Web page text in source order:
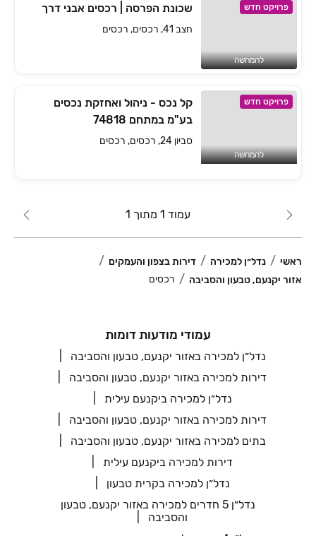
פרויקט חדש
להמחשה
שכונת הפרסה | רכסים אבני דרך
חצב 41, רכסים, רכסים
פרויקט חדש
להמחשה
קל נכס - ניהול ואחזקת נכסים
בע"מ במתחם 74818
סביון 24, רכסים, רכסים
עמוד 1 מתוך 1
ראשי נדל״ן למכירה
דירות בצפון והעמקים
אזור יקנעם, טבעון והסביבה
רכסים
עמודי מודעות דומות
נדל״ן למכירה באזור יקנעם, טבעון והסביבה
דירות למכירה באזור יקנעם, טבעון והסביבה
נדל״ן למכירה ביקנעם עילית
דירות למכירה באזור יקנעם, טבעון והסביבה
בתים למכירה באזור יקנעם, טבעון והסביבה
דירות למכירה ביקנעם עילית
נדל״ן למכירה בקרית טבעון
נדל״ן 5 חדרים למכירה באזור יקנעם, טבעון
והסביבה